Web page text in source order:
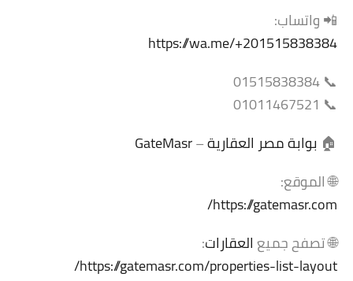
📲 واتساب:
https://wa.me/+201515838384
📞 01515838384
📞 01011467521
🏠 بوابة مصر العقارية–
GateMasr
🌐 الموقع:
https://gatemasr.com/
🌐 تصفح جميعالعقارات:
https://gatemasr.com/properties-list-layout/